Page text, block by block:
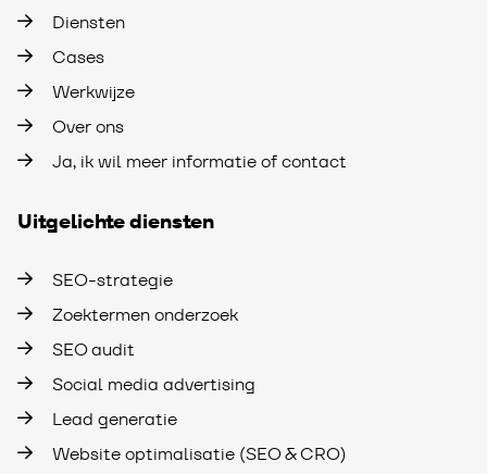
Diensten
Cases
Werkwijze
Over ons
Ja, ik wil meer informatie of contact
Uitgelichte diensten
SEO-strategie
Zoektermen onderzoek
SEO audit
Social media advertising
Lead generatie
Website optimalisatie (SEO & CRO)